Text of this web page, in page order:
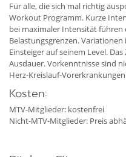
Für alle, die sich mal richtig
Workout Programm. Kurze
bei maximaler Intensität führen
Belastungs­grenzen.
Einsteiger auf seinem Level.
Ausdauer. Vorkenntnisse sind
Herz-Kreislauf-
Kosten:
MTV-Mitglieder: kostenfrei
Nicht-MTV-Mitglieder: Preis